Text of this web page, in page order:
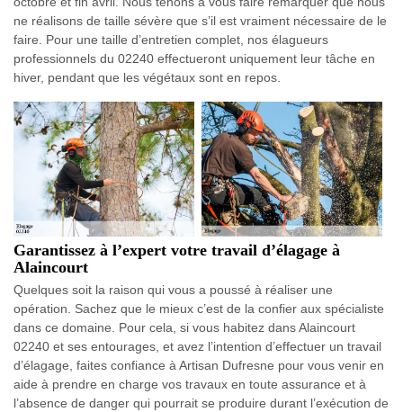
ne réalisons de taille sévère que s’il est vraiment nécessaire de le
faire. Pour une taille d’entretien complet, nos élagueurs
professionnels du 02240 effectueront uniquement leur tâche en
hiver, pendant que les végétaux sont en repos.
Garantissez à l’expert votre travail d’élagage à
Alaincourt
Quelques soit la raison qui vous a poussé à réaliser une
opération. Sachez que le mieux c’est de la confier aux spécialiste
dans ce domaine. Pour cela, si vous habitez dans Alaincourt
02240 et ses entourages, et avez l’intention d’effectuer un travail
d’élagage, faites confiance à Artisan Dufresne pour vous venir en
aide à prendre en charge vos travaux en toute assurance et à
l’absence de danger qui pourrait se produire durant l’exécution de